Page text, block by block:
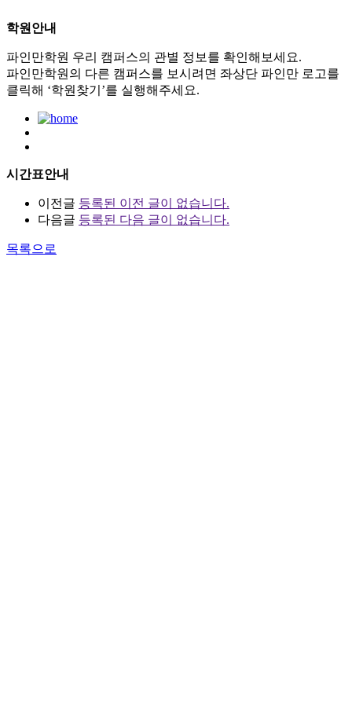
학원안내
파인만학원 우리 캠퍼스의 관별 정보를 확인해보세요.
파인만학원의 다른 캠퍼스를 보시려면 좌상단 파인만 로고를
클릭해 ‘학원찾기’를 실행해주세요.
시간표안내
이전글 등록된 이전 글이 없습니다.
다음글 등록된 다음 글이 없습니다.
목록으로